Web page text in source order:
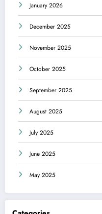
January 2026
December 2025
November 2025
October 2025
September 2025
August 2025
July 2025
June 2025
May 2025